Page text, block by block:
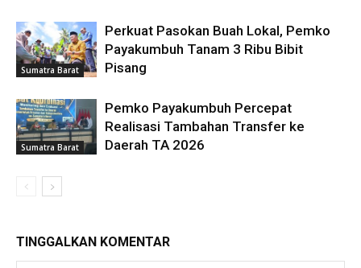
Sumatra Barat
Perkuat Pasokan Buah Lokal, Pemko
Payakumbuh Tanam 3 Ribu Bibit
Pisang
Sumatra Barat
Pemko Payakumbuh Percepat
Realisasi Tambahan Transfer ke
Daerah TA 2026
TINGGALKAN KOMENTAR